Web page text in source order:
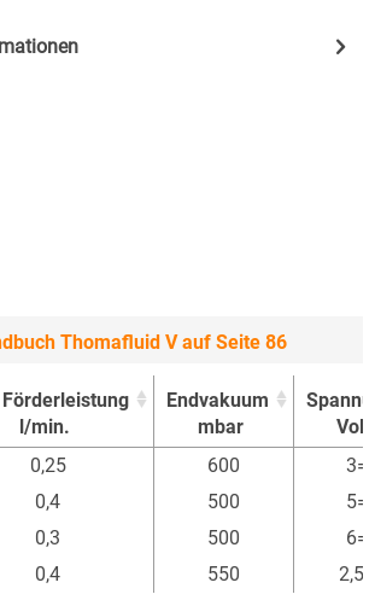
Thomafluid V auf Seite 86
l/min.
Endvakuum
mbar
Volt
Förderleistung
Endvakuum
0,25 600
3=
0,4 500
5=
0,3 500
6=
0,4 550 2,5=